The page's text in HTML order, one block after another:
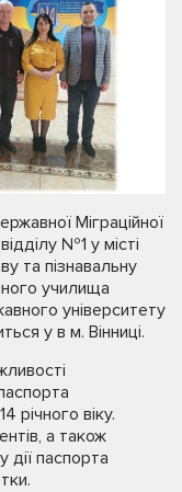
Міграційної
№1 у місті
та пізнавальну
училища
університету
у в м. Вінниці.
річного віку.
а також
дії паспорта